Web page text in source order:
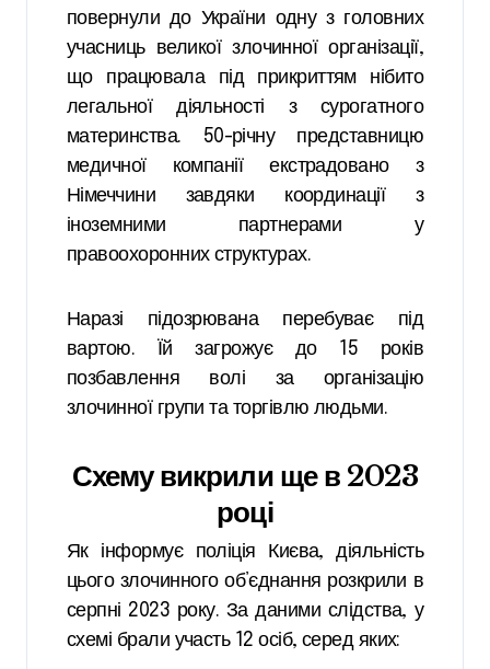
повернули до України одну з головних
учасниць великої злочинної організації,
що працювала під прикриттям нібито
легальної діяльності з сурогатного
материнства. 50-річну представницю
медичної компанії екстрадовано з
Німеччини завдяки координації з
іноземними партнерами у
правоохоронних структурах.
Наразі підозрювана перебуває під
вартою. Їй загрожує до 15 років
позбавлення волі за організацію
злочинної групи та торгівлю людьми.
Схему викрили ще в 2023
році
Як інформує поліція Києва, діяльність
цього злочинного об’єднання розкрили в
серпні 2023 року. За даними слідства, у
схемі брали участь 12 осіб, серед яких: